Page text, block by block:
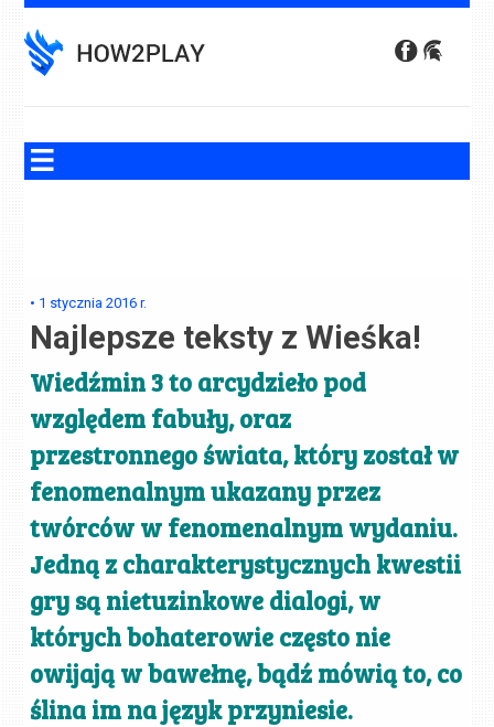
to
content
• 1 stycznia 2016 r.
Najlepsze teksty z Wieśka!
Wiedźmin 3 to arcydzieło pod
względem fabuły, oraz
przestronnego świata, który został w
fenomenalnym ukazany przez
twórców w fenomenalnym wydaniu.
Jedną z charakterystycznych kwestii
gry są nietuzinkowe dialogi, w
których bohaterowie często nie
owijają w bawełnę, bądź mówią to, co
ślina im na język przyniesie.